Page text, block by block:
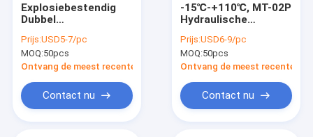
Explosiebestendig
Dubbel
valve/Proefto open
check-Klep
Prijs:USD5-7/pc
MOQ:50pcs
Ontvang de meest recente Prijs
Contact nu
-15℃-+110℃, MT-02P
Hydraulische
Prijs:USD6-9/pc
MOQ:50pcs
Ontvang de meest recente
Contact nu